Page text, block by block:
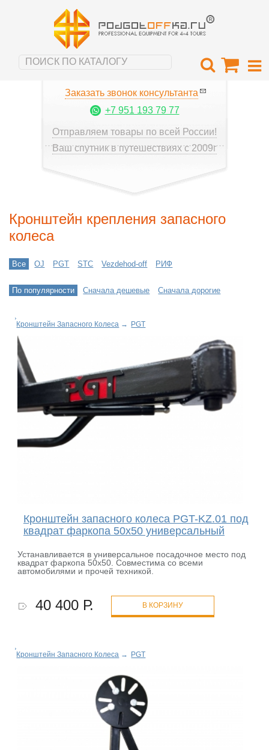
Заказать звонок консультанта
+7 951 193 79 77
Отправляем товары по всей России!
Ваш спутник в путешествиях с 2009г
Кронштейн крепления запасного
колеса
Все OJ PGT STC Vezdehod-off РИФ
По популярности Сначала дешевые Сначала дорогие
Кронштейн Запасного Колеса → PGT
Кронштейн запасного колеса PGT-KZ.01 под
квадрат фаркопа 50х50 универсальный
Устанавливается в универсальное посадочное место под
квадрат фаркопа 50х50. Совместима со всеми
автомобилями и прочей техникой.
40 400 Р. В КОРЗИНУ
Кронштейн Запасного Колеса → PGT